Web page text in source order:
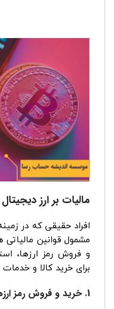
مالیات بر ارز
افراد حقیقی که در
مشمول قوانین
و فروش رمز ارزها،
برای خرید کالا و
1. خرید و فروش رمز ارزها